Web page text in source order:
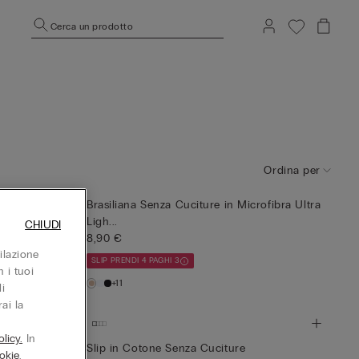
Cerca un prodotto
Ordina per
Brasiliana Senza Cuciture in Microfibra Ultra
Ligh...
8,90 €
SLIP PRENDI 4 PAGHI 3
+11
Slip in Cotone Senza Cuciture
i tuoi
la
In
,
CHIUDI